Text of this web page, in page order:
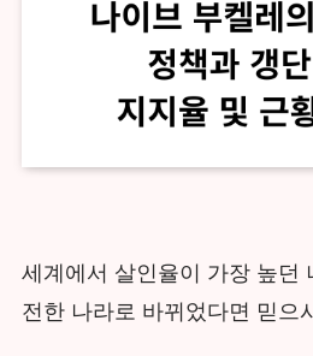
세계에서 살인율이 가장 높던
전한 나라로 바뀌었다면 믿으